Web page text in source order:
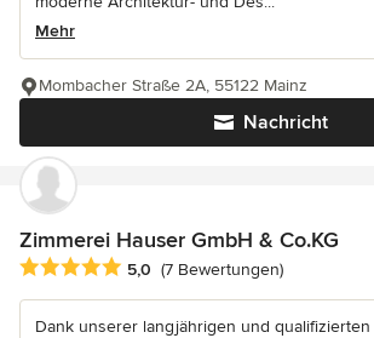
Mehr
Nachricht
Mombacher Straße 2A, 55122 Mainz
Zimmerei Hauser GmbH & Co.KG
Durchschnittliche Bewertung: 5 von 5
5,0 (7 Bewertungen)
Dank unserer langjährigen und